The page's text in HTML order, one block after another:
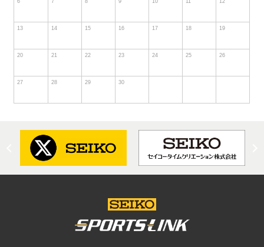
13 14 15 16 17 18 19
20 21 22 23 24 25 26
27 28 29 30